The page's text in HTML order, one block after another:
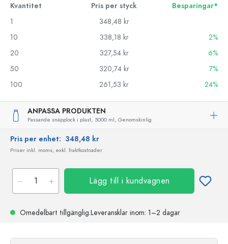
Kvantitet Pris per styck
Besparingar*
1
348,48 kr
10
338,18 kr
2%
20
327,54 kr
6%
50
320,74 kr
7%
100
261,53 kr 24%
ANPASSA PRODUKTEN
Passande snäpplock i plast, 5000 ml, Genomskinlig
Pris per enhet: 348,48 kr
Priser inkl. moms, exkl. fraktkostnader
Lägg till i kundvagnen
Omedelbart tillgänglig.Leveransklar inom: 1–2 dagar